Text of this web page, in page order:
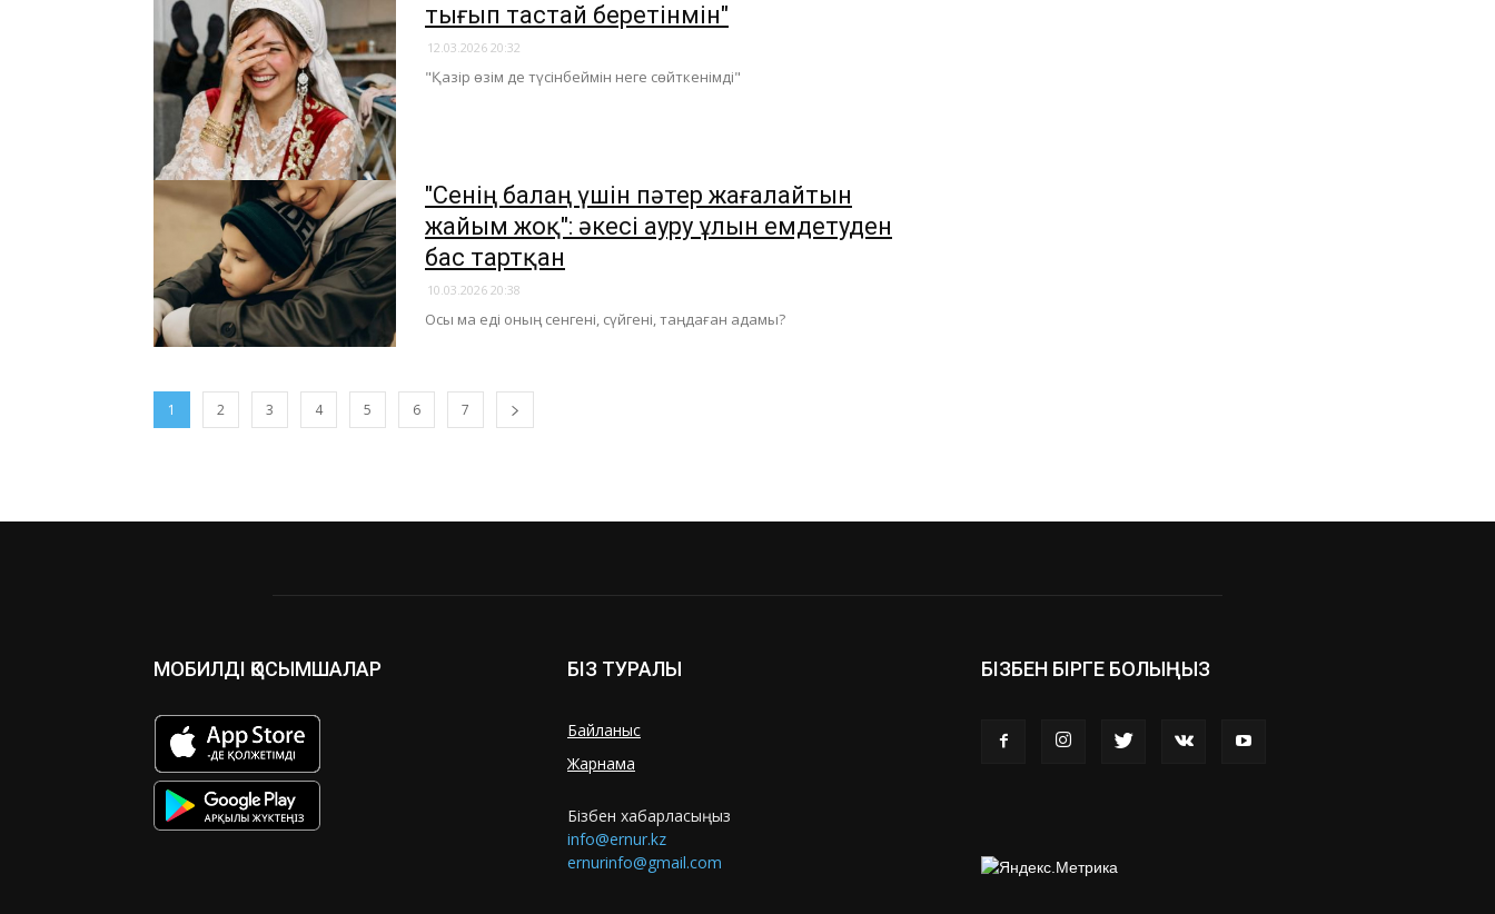
тығып тастай беретінмін"
12.03.2026 20:32
"Қазір өзім де түсінбеймін неге сөйткенімді"
"Сенің балаң үшін пәтер жағалайтын
жайым жоқ": әкесі ауру ұлын емдетуден
бас тартқан
10.03.2026 20:38
Осы ма еді оның сенгені, сүйгені, таңдаған адамы?
1 2 3 4 5 6 7
МОБИЛДІ ҚОСЫМШАЛАР БІЗ ТУРАЛЫ
Байланыс
Жарнама
Бізбен хабарласыңыз
info@ernur.kz
ernurinfo@gmail.com
БІЗБЕН БІРГЕ БОЛЫҢЫЗ